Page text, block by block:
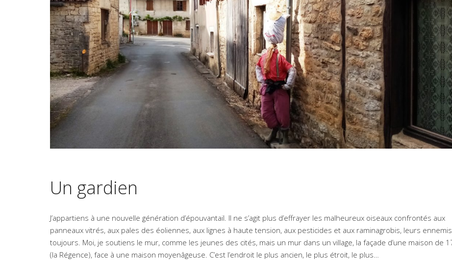
Un gardien
J’appartiens à une nouvelle génération d’épouvantail. Il ne s’agit plus d’effrayer les malheureux oiseaux confrontés aux
panneaux vitrés, aux pales des éoliennes, aux lignes à haute tension, aux pesticides et aux raminagrobis, leurs
toujours. Moi, je soutiens le mur, comme les jeunes des cités, mais un mur dans un village, la façade d’une maison de
(la Régence), face à une maison moyenâgeuse. C’est l’endroit le plus ancien, le plus étroit, le plus…